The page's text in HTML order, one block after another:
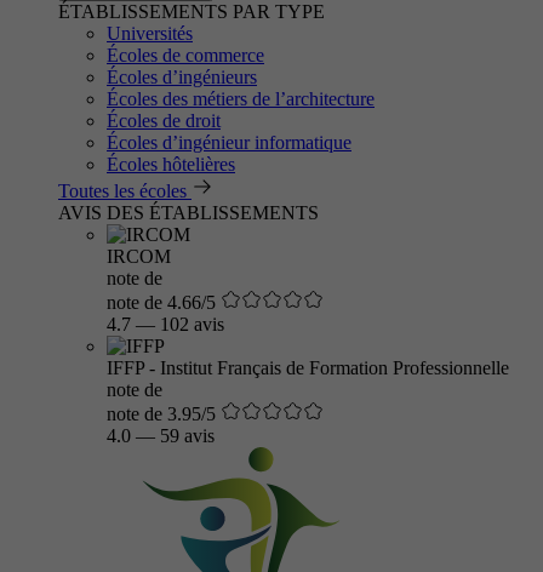
ÉTABLISSEMENTS PAR TYPE
Universités
Écoles de commerce
Écoles d’ingénieurs
Écoles des métiers de l’architecture
Écoles de droit
Écoles d’ingénieur informatique
Écoles hôtelières
Toutes les écoles
AVIS DES ÉTABLISSEMENTS
IRCOM
note de
note de 4.66/5
4.7 — 102 avis
IFFP - Institut Français de Formation Professionnelle
note de
note de 3.95/5
4.0 — 59 avis